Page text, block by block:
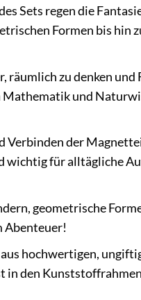
Sets regen die
Formen bis hin
zu denken und
und
Verbinden der
für alltägliche
geometrische
Abenteuer!
hochwertigen,
in den